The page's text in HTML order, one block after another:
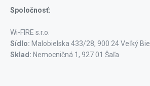
Spoločnosť:
Wi-FIRE s.r.o.
Sídlo: Malobielska 433/28, 900 24 Veľký Biel
Sklad: Nemocničná 1, 927 01 Šaľa